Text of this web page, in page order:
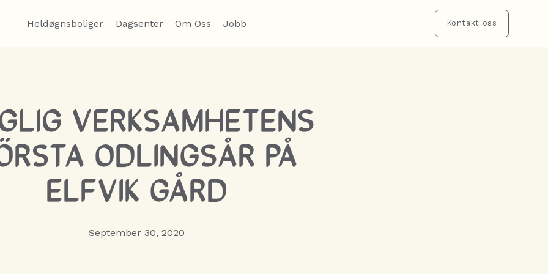
Heldøgnsboliger Dagsenter Om Oss Jobb Kontakt oss
VERKSAMHETENS
ODLINGSÅR PÅ
ELFVIK GÅRD
September 30, 2020